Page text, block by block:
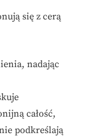
się z cerą
nadając
całość,
podkreślają